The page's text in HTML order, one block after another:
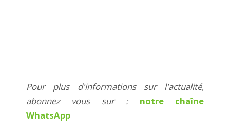
Pour plus d'informations sur l'actualité,
abonnez vous sur : notre chaîne
WhatsApp